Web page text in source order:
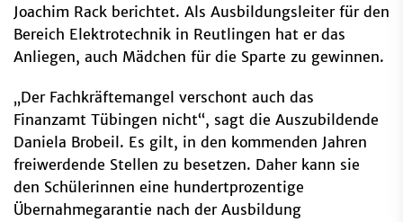
Joachim Rack berichtet. Als Ausbildungsleiter für den
Bereich Elektrotechnik in Reutlingen hat er das
Anliegen, auch Mädchen für die Sparte zu gewinnen.
„Der Fachkräftemangel verschont auch das
Finanzamt Tübingen nicht“, sagt die Auszubildende
Daniela Brobeil. Es gilt, in den kommenden Jahren
freiwerdende Stellen zu besetzen. Daher kann sie
den Schülerinnen eine hundertprozentige
Übernahmegarantie nach der Ausbildung